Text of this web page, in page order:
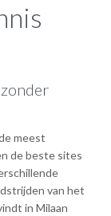
meest
de beste sites
van het
in Milaan